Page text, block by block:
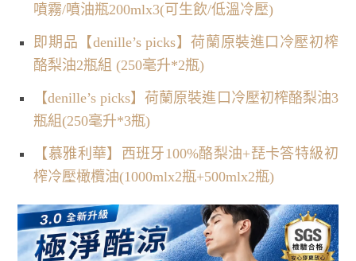
噴霧/噴油瓶200mlx3(可生飲/低溫冷壓)
即期品【denille’s picks】荷蘭原裝進口冷壓初榨
酪梨油2瓶組 (250毫升*2瓶)
【denille’s picks】荷蘭原裝進口冷壓初榨酪梨油3
瓶組(250毫升*3瓶)
【慕雅利華】西班牙100%酪梨油+琵卡答特級初
榨冷壓橄欖油(1000mlx2瓶+500mlx2瓶)